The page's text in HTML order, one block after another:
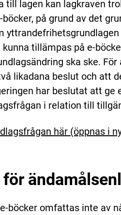
till lagen kan lagkraven
på grund av det
tillämpas på e-
ska ske.
likadana beslut och att
har beslutat att ge
i relation till
här (öppnas i
böcker omfattas inte av